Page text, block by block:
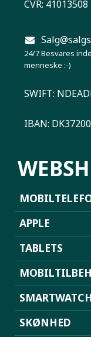
CVR: 41013508
24/7 Besvares
menneske :-)
SWIFT:
IBAN:
APPLE
TABLETS
SKØNHED